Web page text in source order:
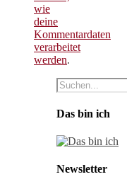
wie
deine
Kommentardaten
verarbeitet
werden.
Das bin ich
Newsletter